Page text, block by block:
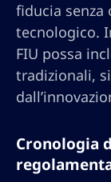
fiducia senza
tecnologico.
FIU possa
tradizionali,
Cronologia